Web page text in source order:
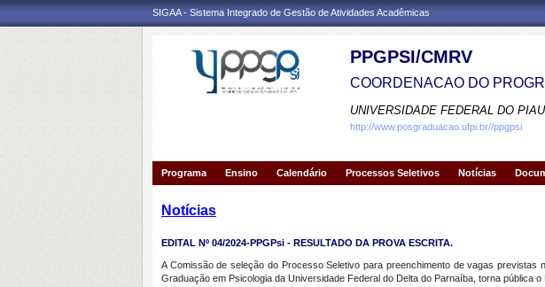
SIGAA - Sistema Integrado de Gestão de Atividades Acadêmicas
PPGPSI/CMRV
COORDENACAO DO
UNIVERSIDADE FEDERAL DO
http://www.posgraduacao.ufpi.br//ppgpsi
Programa Ensino Calendário Processos Seletivos Notícias
Notícias
EDITAL Nº 04/2024-PPGPsi - RESULTADO DA PROVA ESCRITA.
A Comissão de seleção do Processo Seletivo para preenchimento de vagas
Graduação em Psicologia da Universidade Federal do Delta do Parnaíba, torna pública